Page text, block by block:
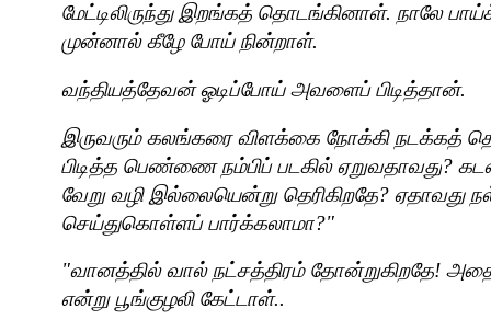
மேட்டிலிருந்து இறங்கத் தொடங்கினாள். நாலே
முன்னால் கீழே போய் நின்றாள்.
வந்தியத்தேவன் ஓடிப்போய் அவளைப் பிடித்தான்.
இருவரும் கலங்கரை விளக்கை நோக்கி நடக்கத்
பிடித்த பெண்ணை நம்பிப் படகில் ஏறுவதாவது?
வேறு வழி இல்லையென்று தெரிகிறதே? ஏதாவது
செய்துகொள்ளப் பார்க்கலாமா?"
"வானத்தில் வால் நட்சத்திரம் தோன்றுகிறதே!
என்று பூங்குழலி கேட்டாள்..